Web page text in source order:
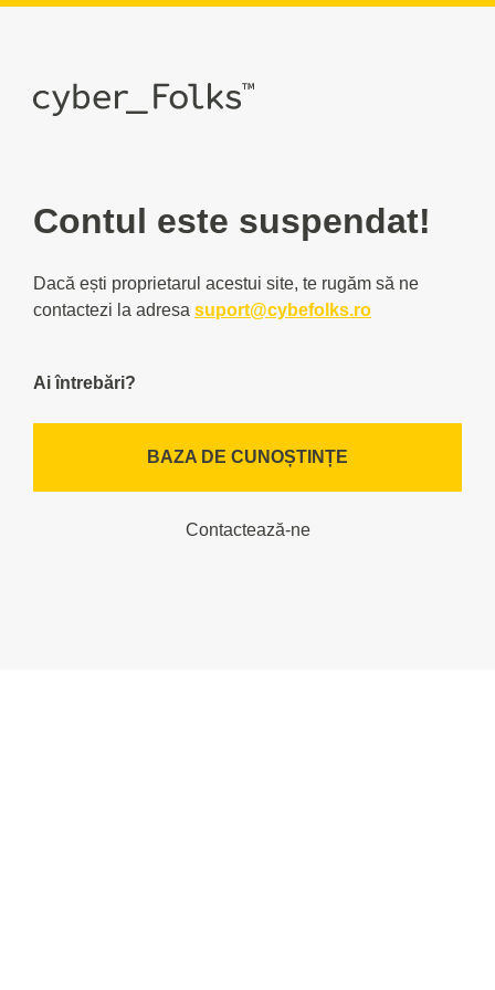
Contul este suspendat!
Dacă ești proprietarul acestui site, te rugăm să ne
contactezi la adresa suport@cybefolks.ro
Ai întrebări?
BAZA DE CUNOȘTINȚE
Contactează-ne